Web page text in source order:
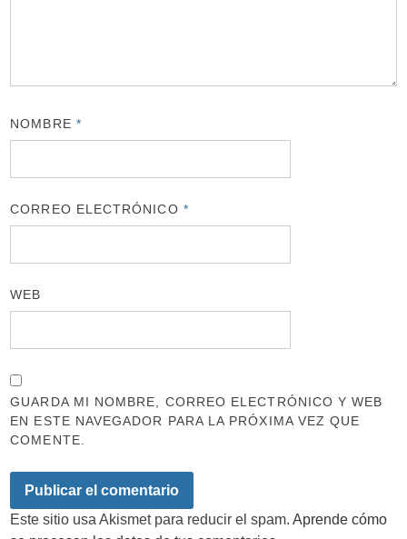
NOMBRE *
CORREO ELECTRÓNICO *
WEB
GUARDA MI NOMBRE, CORREO ELECTRÓNICO Y WEB
EN ESTE NAVEGADOR PARA LA PRÓXIMA VEZ QUE
COMENTE.
Este sitio usa Akismet para reducir el spam.Aprende cómo